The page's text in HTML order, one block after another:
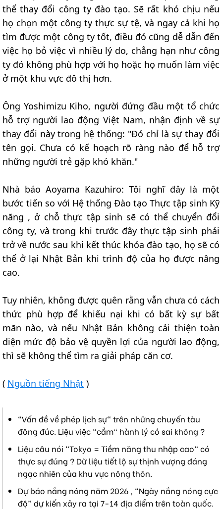
thể thay đổi công ty đào tạo. Sẽ rất khó chịu nếu
họ chọn một công ty thực sự tệ, và ngay cả khi họ
tìm được một công ty tốt, điều đó cũng dễ dẫn đến
việc họ bỏ việc vì nhiều lý do, chẳng hạn như công
ty đó không phù hợp với họ hoặc họ muốn làm việc
ở một khu vực đô thị hơn.
Ông Yoshimizu Kiho, người đứng đầu một tổ chức
hỗ trợ người lao động Việt Nam, nhận định về sự
thay đổi này trong hệ thống: "Đó chỉ là sự thay đổi
tên gọi. Chưa có kế hoạch rõ ràng nào để hỗ trợ
những người trẻ gặp khó khăn."
Nhà báo Aoyama Kazuhiro: Tôi nghĩ đây là một
bước tiến so với Hệ thống Đào tạo Thực tập sinh Kỹ
năng , ở chỗ thực tập sinh sẽ có thể chuyển đổi
công ty, và trong khi trước đây thực tập sinh phải
trở về nước sau khi kết thúc khóa đào tạo, họ sẽ có
thể ở lại Nhật Bản khi trình độ của họ được nâng
cao.
Tuy nhiên, không được quên rằng vẫn chưa có cách
thức phù hợp để khiếu nại khi có bất kỳ sự bất
mãn nào, và nếu Nhật Bản không cải thiện toàn
diện mức độ bảo vệ quyền lợi của người lao động,
thì sẽ không thể tìm ra giải pháp căn cơ.
( Nguồn tiếng Nhật )
"Vấn đề về phép lịch sự" trên những chuyến tàu
đông đúc. Liệu việc "cầm" hành lý có sai không ?
Liệu câu nói "Tokyo = Tiềm năng thu nhập cao" có
thực sự đúng ? Dữ liệu tiết lộ sự thịnh vượng đáng
ngạc nhiên của khu vực nông thôn.
Dự báo nắng nóng năm 2026 , “Ngày nắng nóng cực
độ” dự kiến xảy ra tại 7-14 địa điểm trên toàn quốc.